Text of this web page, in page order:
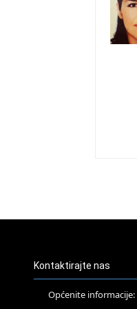
Kontaktirajte nas
Općenite informacije: